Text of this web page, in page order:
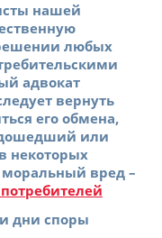
нашей
любых
адвокат
вернуть
его обмена,
или
некоторых
моральный вред –
дни споры